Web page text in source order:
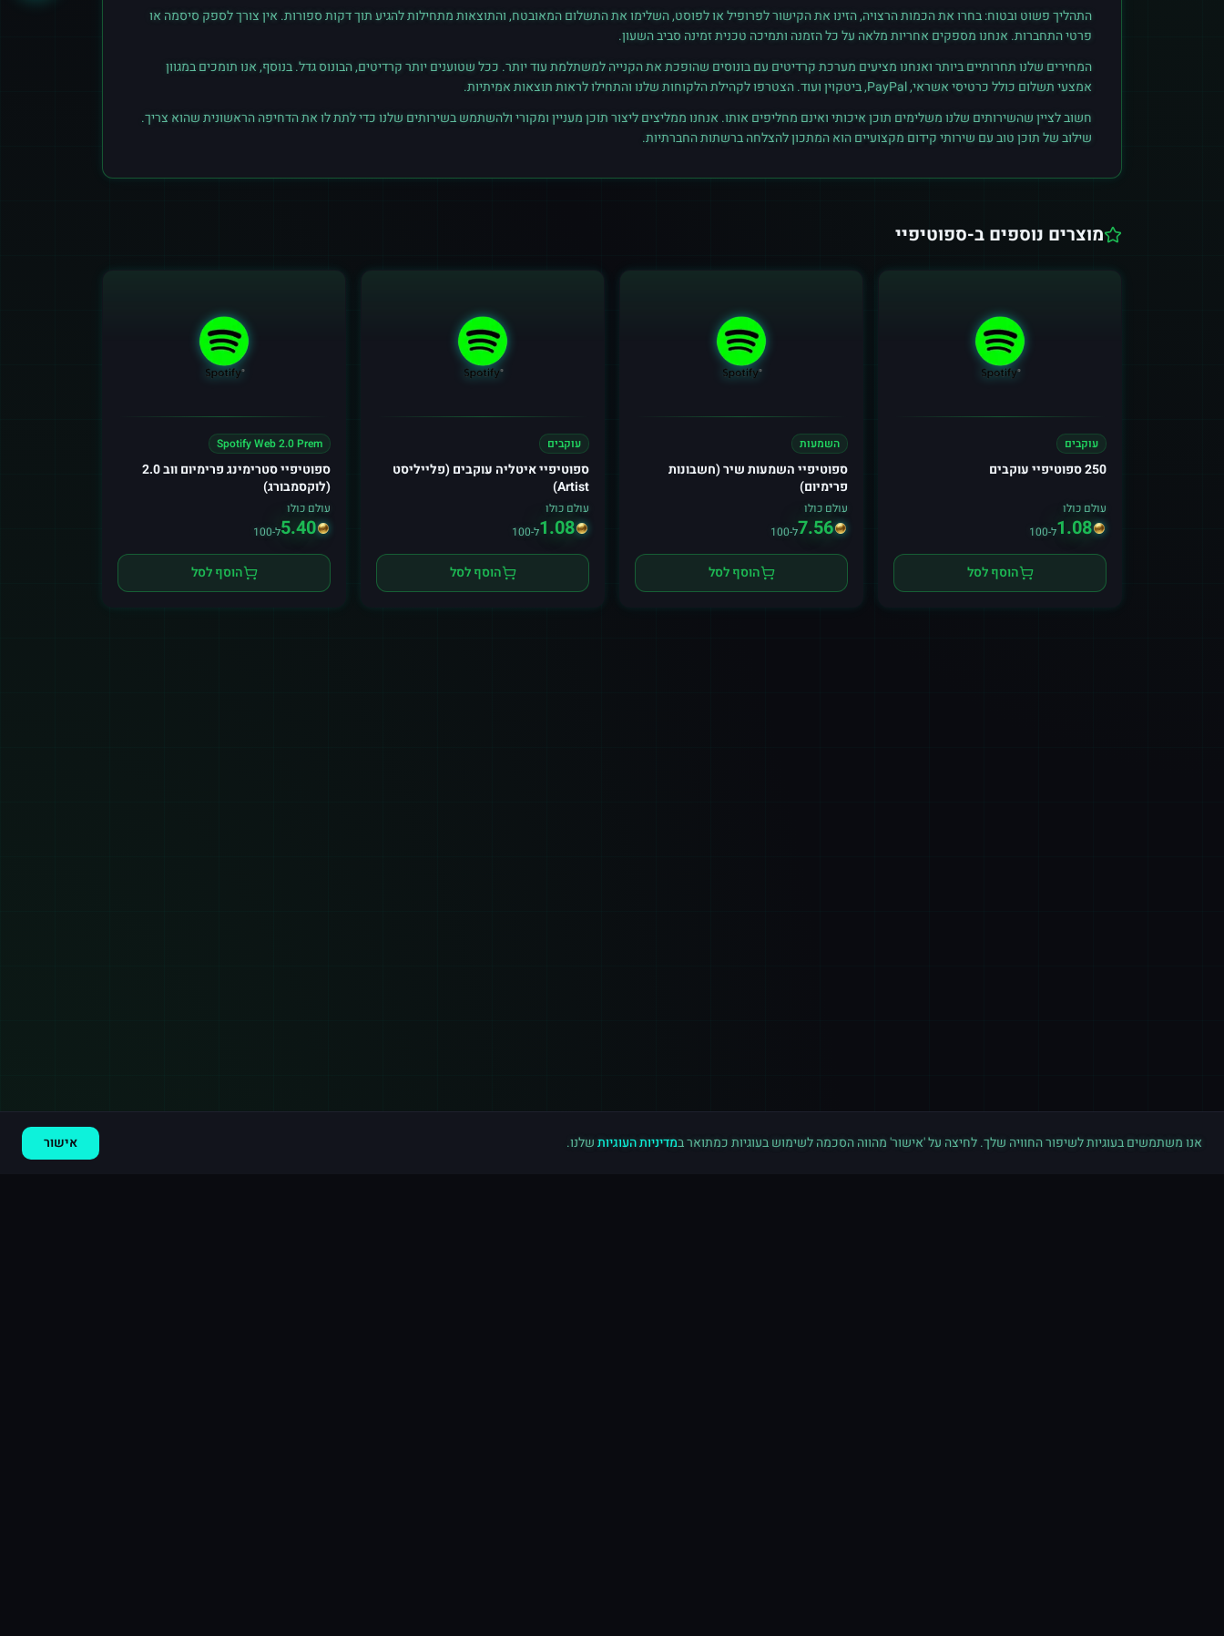
התהליך פשוט ובטוח: בחרו את הכמות הרצויה, הזינו את הקישור לפרופיל או לפוסט, השלימו את התשלום המאובטח, והתוצאות מתחילות להגיע תוך דקות ספורות. אין צורך לספק סיסמה או
פרטי התחברות. אנחנו מספקים אחריות מלאה על כל הזמנה ותמיכה טכנית זמינה סביב השעון.
המחירים שלנו תחרותיים ביותר ואנחנו מציעים מערכת קרדיטים עם בונוסים שהופכת את הקנייה למשתלמת עוד יותר. ככל שטוענים יותר קרדיטים, הבונוס גדל. בנוסף, אנו תומכים במגוון
אמצעי תשלום כולל כרטיסי אשראי, PayPal, ביטקוין ועוד. הצטרפו לקהילת הלקוחות שלנו והתחילו לראות תוצאות אמיתיות.
חשוב לציין שהשירותים שלנו משלימים תוכן איכותי ואינם מחליפים אותו. אנחנו ממליצים ליצור תוכן מעניין ומקורי ולהשתמש בשירותים שלנו כדי לתת לו את הדחיפה הראשונית שהוא צריך.
שילוב של תוכן טוב עם שירותי קידום מקצועיים הוא המתכון להצלחה ברשתות החברתיות.
מוצרים נוספים ב-ספוטיפיי
עוקבים
250 ספוטיפיי עוקבים
עולם כולו
1.08ל-100
הוסף לסל
השמעות
ספוטיפיי השמעות שיר (חשבונות
פרימיום)
עולם כולו
7.56ל-100
הוסף לסל
עוקבים
ספוטיפיי איטליה עוקבים (פלייליסט
Artist)
עולם כולו
1.08ל-100
הוסף לסל
Spotify Web 2.0 Prem
ספוטיפיי סטרימינג פרימיום ווב 2.0
(לוקסמבורג)
עולם כולו
5.40ל-100
הוסף לסל
גרמניה·10,000 לייקים לעמוד
אנו משתמשים בעוגיות לשיפור החוויה שלך. לחיצה על 'אישור' מהווה הסכמה לשימוש בעוגיות כמתואר במדיניות העוגיותשלנו. אישור